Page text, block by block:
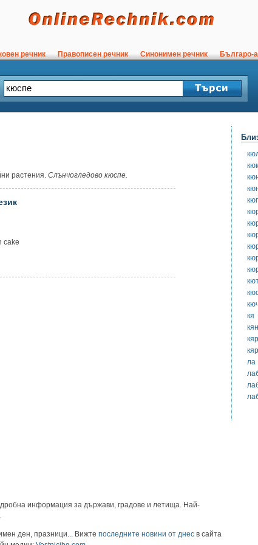
речник Правописен речник Синонимен речник Българо-
растения. Слънчогледово кюспе.
cake
информация за държави, градове и летища. Най-
ден, празници... Вижте последните новини от днес в сайта
кя
кяр
ла